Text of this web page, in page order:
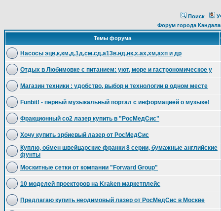
Поиск
Форум города
Темы форума
Насосы эцв,к,км,д,1д,см.сд,а13в.нд,нк,х.ах,хм,ахп и др
Отдых в Любимовке с питанием: уют, море и гастрономическое у
Магазин техники : удобство, выбор и технологии в одном месте
Funbit! - первый музыкальный портал с информацией о музыке!
Фракционный со2 лазер купить в "РосМедСис"
Хочу купить эрбиевый лазер от РосМедСис
Куплю, обмен швейцарские франки 8 серии, бумажные английские
фунты
Москитные сетки от компании "Forward Group"
10 моделей проекторов на Kraken маркетплейс
Предлагаю купить неодимовый лазер от РосМедСис в Москве